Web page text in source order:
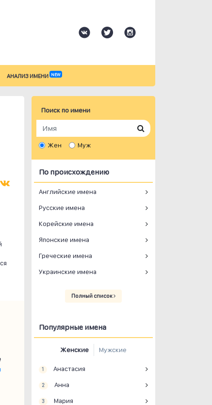
АНАЛИЗ ИМЕНИ NEW
Поиск по имени
Жен Муж
По происхождению
Английские имена
Русские имена
Корейские имена
Японские имена
Греческие имена
Украинские имена
Полный список
Популярные имена
Женские Мужские
1 Анастасия
2 Анна
3 Мария